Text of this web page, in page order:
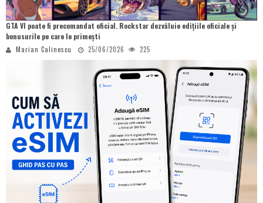
GTA VI poate fi precomandat oficial. Rockstar dezvăluie edițiile oficiale și
bonusurile pe care le primești
Marian Calinescu 25/06/2026 225